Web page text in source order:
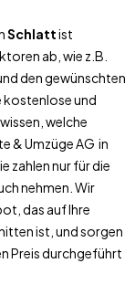
Schlattist
ab, wie z.B.
den gewünschten
kostenlose und
welche
& Umzüge AG in
zahlen nur für die
nehmen. Wir
das auf Ihre
ist, und sorgen
Preis durchgeführt